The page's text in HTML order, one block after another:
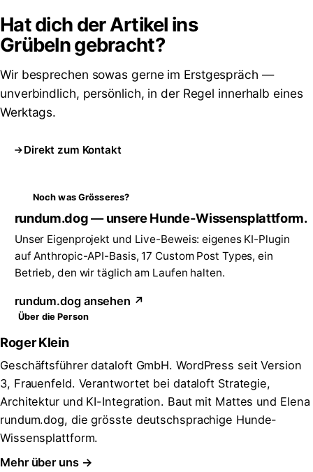
Hat dich der Artikel ins
Grübelngebracht?
Wir besprechen sowas gerne im Erstgespräch —
unverbindlich, persönlich, in der Regel innerhalb eines
Werktags.
Direkt zum Kontakt
Noch was Grösseres?
rundum.dog — unsere Hunde-Wissensplattform.
Unser Eigenprojekt und Live-Beweis: eigenes KI-Plugin
auf Anthropic-API-Basis, 17 Custom Post Types, ein
Betrieb, den wir täglich am Laufen halten.
rundum.dog ansehen ↗
Über die Person
Roger Klein
Geschäftsführer dataloft GmbH. WordPress seit Version
3, Frauenfeld. Verantwortet bei dataloft Strategie,
Architektur und KI-Integration. Baut mit Mattes und Elena
rundum.dog, die grösste deutschsprachige Hunde-
Wissensplattform.
Mehr über uns →